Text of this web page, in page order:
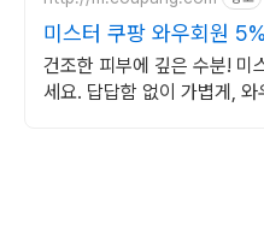
미스터 쿠팡 와우회원
건조한 피부에 깊은 수분! 미
세요. 답답함 없이 가볍게,